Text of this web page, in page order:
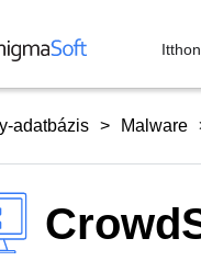
Itthon
adatbázis Malware